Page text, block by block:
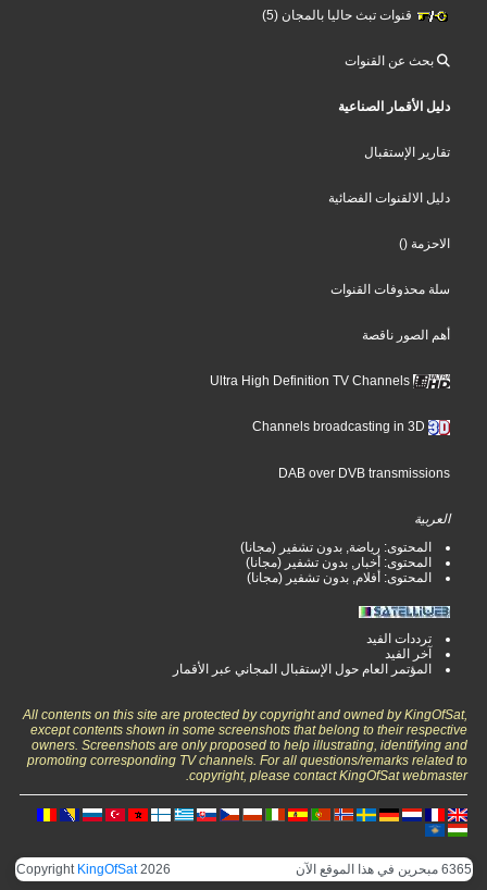
قنوات تبث حاليا بالمجان (5)
بحث عن القنوات
دليل الأقمار الصناعية
تقارير الإستقبال
دليل الالقنوات الفضائية
الاحزمة ()
سلة محذوفات القنوات
أهم الصور ناقصة
Ultra High Definition TV Channels
DAB over DVB transmissions
العربية
المحتوى: رياضة, بدون تشفير (مجانا)
المحتوى: أخبار, بدون تشفير (مجانا)
المحتوى: أفلام, بدون تشفير (مجانا)
ترددات الفيد
آخر الفيد
المؤتمر العام حول الإستقبال المجاني عبر الأقمار
All contents on this site are protected by copyright and owned by KingOfSat,
except contents shown in some screenshots that belong to their respective
owners. Screenshots are only proposed to help illustrating, identifying and
promoting corresponding TV channels. For all questions/remarks related to
copyright, please contact KingOfSat webmaster.
6365 مبحرين في هذا الموقع الآن Copyright KingOfSat2026